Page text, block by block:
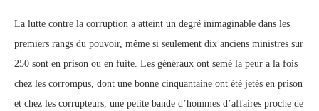
La lutte contre la corruption a atteint un degré inimaginable dans les
premiers rangs du pouvoir, même si seulement dix anciens ministres sur
250 sont en prison ou en fuite. Les généraux ont semé la peur à la fois
chez les corrompus, dont une bonne cinquantaine ont été jetés en prison
et chez les corrupteurs, une petite bande d’hommes d’affaires proche de